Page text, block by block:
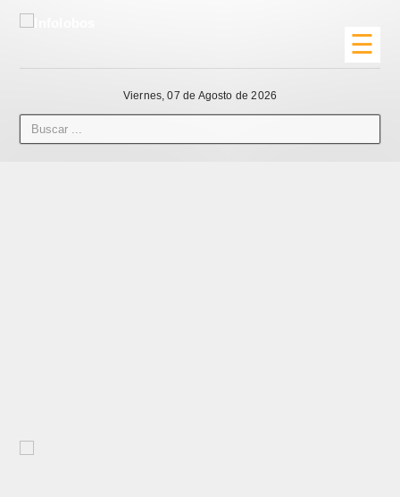
☰
Viernes, 07 de Agosto de 2026